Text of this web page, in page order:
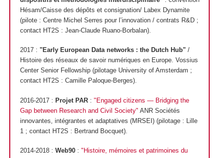
Hésam/Caisse des dépôts et consignation/ Labex Dynamite
(pilote : Centre Michel Serres pour l’innovation / contrats R&D ;
contact HT2S : Jean-Claude Ruano-Borbalan).
2017 : "Early European Data networks : the Dutch Hub"/
Histoire des réseaux de savoir numériques en Europe. Vossius
Center Senior Fellowship (pilotage University of Amsterdam ;
contact HT2S : Camille Paloque-Berges).
2016-2017 : Projet PAR: "Engaged citizens — Bridging the
Gap between Research and Civil Society" ANR Sociétés
innovantes, intégrantes et adaptatives (MRSEI) (pilotage : Lille
1 ; contact HT2S : Bertrand Bocquet).
2014-2018 : Web90: "Histoire, mémoires et patrimoines du